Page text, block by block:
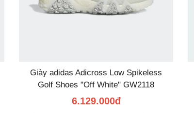
Giày adidas Adicross Low Spikeless
Golf Shoes "Off White" GW2118
6.129.000đ